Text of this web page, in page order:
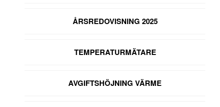
ÅRSREDOVISNING 2025
TEMPERATURMÄTARE
AVGIFTSHÖJNING VÄRME